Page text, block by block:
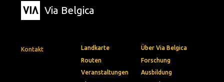
Via Belgica
Kontakt
Landkarte
Routen
Veranstaltungen
Über Via Belgica
Forschung
Ausbildung